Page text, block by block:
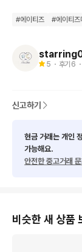
#에이티즈 #에이티즈
5 ・ 후기 6
신고하기
현금 거래는 개인
가능해요.
안전한 중고거래 문
비슷한 새 상품